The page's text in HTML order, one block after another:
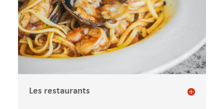
Les restaurants